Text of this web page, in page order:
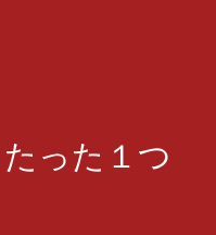
たった１つ